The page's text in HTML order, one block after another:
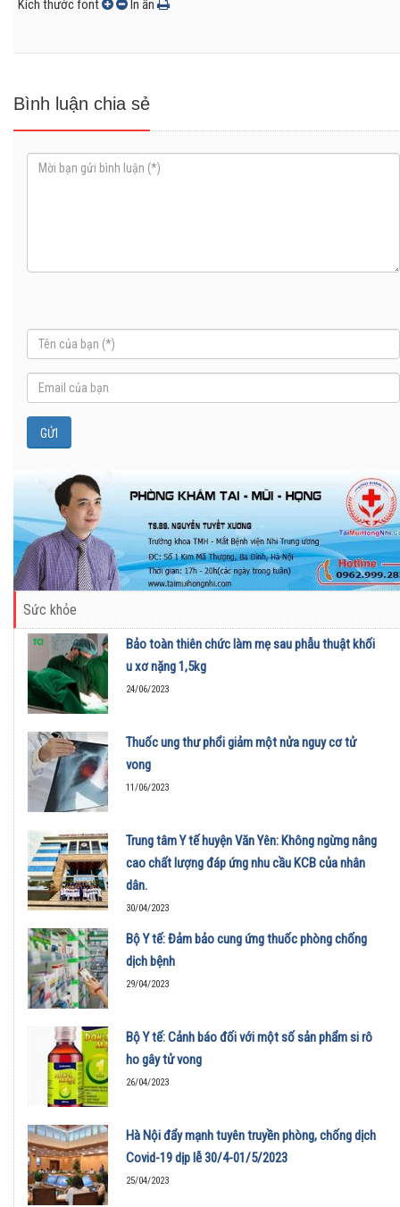
Kích thước font In ấn
Bình luận chia sẻ
Sức khỏe
Bảo toàn thiên chức làm mẹ sau phẫu thuật khối
u xơ nặng 1,5kg
24/06/2023
Thuốc ung thư phổi giảm một nửa nguy cơ tử
vong
11/06/2023
Trung tâm Y tế huyện Văn Yên: Không ngừng nâng
cao chất lượng đáp ứng nhu cầu KCB của nhân
dân.
30/04/2023
Bộ Y tế: Đảm bảo cung ứng thuốc phòng chống
dịch bệnh
29/04/2023
Bộ Y tế: Cảnh báo đối với một số sản phẩm si rô
ho gây tử vong
26/04/2023
Hà Nội đẩy mạnh tuyên truyền phòng, chống dịch
Covid-19 dịp lễ 30/4-01/5/2023
25/04/2023